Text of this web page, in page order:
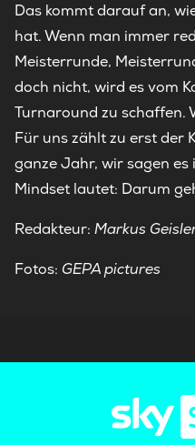
Das kommt darauf an,
hat. Wenn man immer
Meisterrunde,
doch nicht, wird es vom
Turnaround zu schaffen.
Für uns zählt zu erst der
ganze Jahr, wir sagen es
Mindset lautet: Darum
Redakteur: Markus
Fotos: GEPA pictures